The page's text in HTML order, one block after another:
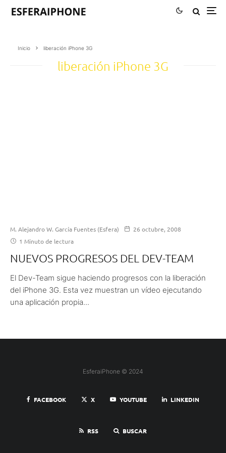
Inicio liberación iPhone 3G
liberación iPhone 3G
M. Alejandro W. García Fuentes (Esfera)
26 octubre, 2008
1 Minuto de lectura
NUEVOS PROGRESOS DEL DEV-TEAM
El Dev-Team sigue haciendo progresos con la liberación
del iPhone 3G. Esta vez muestran un vídeo ejecutando
una aplicación propia...
EsferaiPhone © 2024
FACEBOOK X YOUTUBE LINKEDIN
RSS BUSCAR